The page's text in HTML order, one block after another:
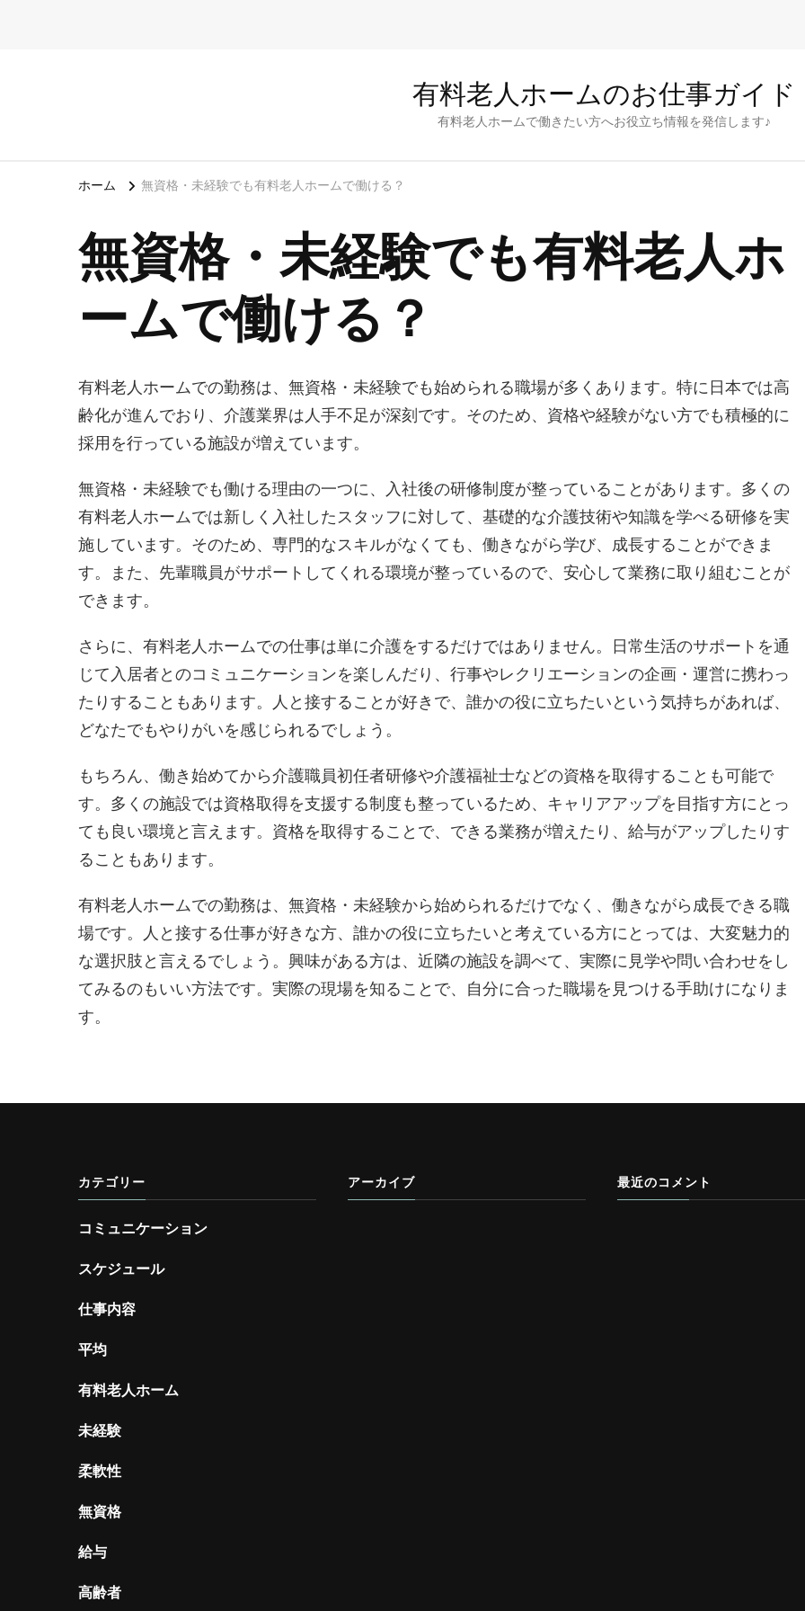
有料老人ホームのお仕事ガイド
有料老人ホームで働きたい方へお役立ち情報を発信します♪
ホーム 無資格・未経験でも有料老人ホームで働ける？
無資格・未経験でも有料老人ホ
ームで働ける？
有料老人ホームでの勤務は、無資格・未経験でも始められる職場が多くあります。特に日本では高
齢化が進んでおり、介護業界は人手不足が深刻です。そのため、資格や経験がない方でも積極的に
採用を行っている施設が増えています。
無資格・未経験でも働ける理由の一つに、入社後の研修制度が整っていることがあります。多くの
有料老人ホームでは新しく入社したスタッフに対して、基礎的な介護技術や知識を学べる研修を実
施しています。そのため、専門的なスキルがなくても、働きながら学び、成長することができま
す。また、先輩職員がサポートしてくれる環境が整っているので、安心して業務に取り組むことが
できます。
さらに、有料老人ホームでの仕事は単に介護をするだけではありません。日常生活のサポートを通
じて入居者とのコミュニケーションを楽しんだり、行事やレクリエーションの企画・運営に携わっ
たりすることもあります。人と接することが好きで、誰かの役に立ちたいという気持ちがあれば、
どなたでもやりがいを感じられるでしょう。
もちろん、働き始めてから介護職員初任者研修や介護福祉士などの資格を取得することも可能で
す。多くの施設では資格取得を支援する制度も整っているため、キャリアアップを目指す方にとっ
ても良い環境と言えます。資格を取得することで、できる業務が増えたり、給与がアップしたりす
ることもあります。
有料老人ホームでの勤務は、無資格・未経験から始められるだけでなく、働きながら成長できる職
場です。人と接する仕事が好きな方、誰かの役に立ちたいと考えている方にとっては、大変魅力的
な選択肢と言えるでしょう。興味がある方は、近隣の施設を調べて、実際に見学や問い合わせをし
てみるのもいい方法です。実際の現場を知ることで、自分に合った職場を見つける手助けになりま
す。
カテゴリー
コミュニケーション
スケジュール
仕事内容
平均
有料老人ホーム
未経験
柔軟性
無資格
給与
高齢者
アーカイブ 最近のコメント